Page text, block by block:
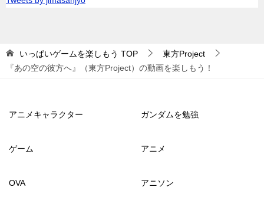
いっぱいゲームを楽しもう TOP
東方Project
『あの空の彼方へ』（東方Project）の動画を楽しもう！
アニメキャラクター ガンダムを勉強
ゲーム アニメ
OVA アニソン